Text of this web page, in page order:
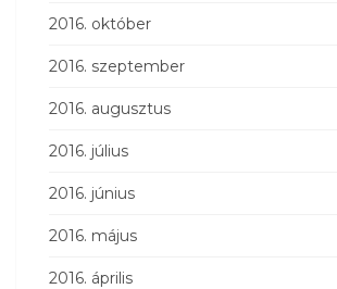
2016. október
2016. szeptember
2016. augusztus
2016. július
2016. június
2016. május
2016. április